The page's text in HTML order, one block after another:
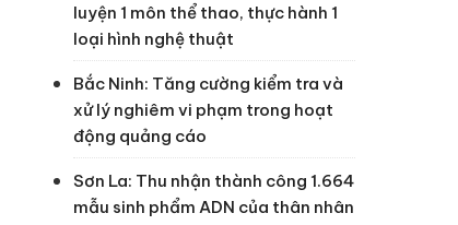
luyện 1 môn thể thao, thực hành 1
loại hình nghệ thuật
Bắc Ninh: Tăng cường kiểm tra và
xử lý nghiêm vi phạm trong hoạt
động quảng cáo
Sơn La: Thu nhận thành công 1.664
mẫu sinh phẩm ADN của thân nhân